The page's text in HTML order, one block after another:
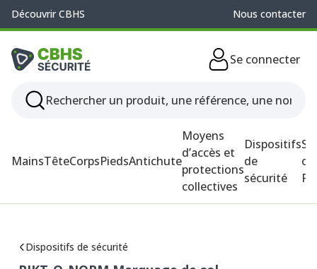
Découvrir CBHS Nous contacter
Se connecter
MainsTêteCorpsPiedsAntichute
Moyens
d’accès et
protections
collectives
Dispositifs
de
sécurité
Dispositifs de sécurité